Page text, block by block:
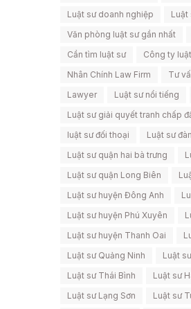
Luật sư doanh nghiệp
Luật
Văn phòng luật sư gần nhất
Cần tìm luật sư
Công ty luật
Nhân Chính Law Firm
Tư
Lawyer
Luật sư nổi tiếng
Luật sư giải quyết tranh chấp
luật sư đối thoại
Luật sư
Luật sư quận hai bà trưng
Luật sư quận Long Biên
Luật sư huyện Đông Anh
Luật sư huyện Phú Xuyên
Luật sư huyện Thanh Oai
Luật sư Quảng Ninh
Luật
Luật sư Thái Bình
Luật sư
Luật sư Lạng Sơn
Luật sư